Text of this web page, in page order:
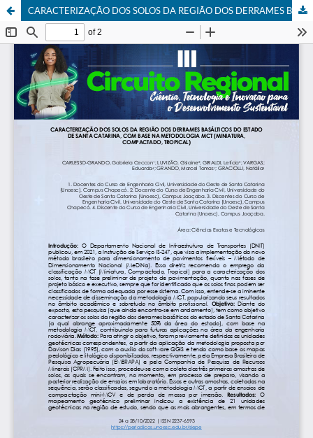
CARACTERIZAÇÃO DOS SOLOS DA REGIÃO DOS DERRAMES BASÁLTICOS DO ESTADO DE SANTA CATARINA, COM BASE NA METODOLOGIA MCT (MINIATURA, COMPACTADO, TROPICAL)